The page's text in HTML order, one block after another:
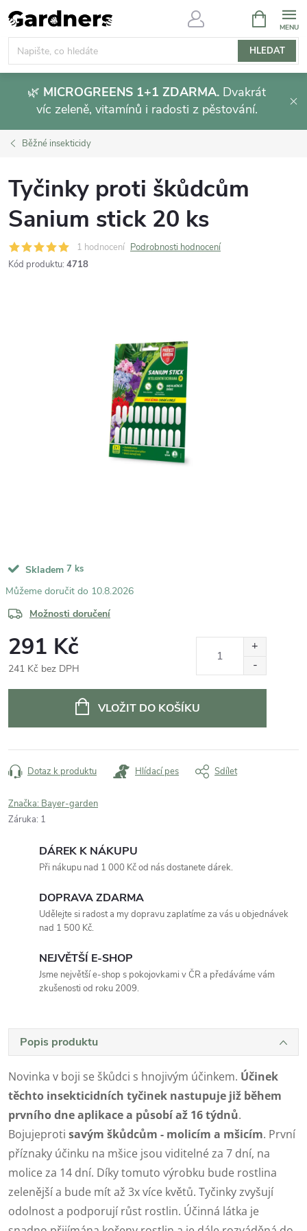
Přejít
na
obsah
HLEDAT
NÁKUPNÍ
KOŠÍK
🌿 MICROGREENS 1+1 ZDARMA. Dvakrát
víc zeleně, vitamínů i radosti z pěstování.
Běžné insekticidy
Tyčinky proti škůdcům
Sanium stick 20 ks
1 hodnocení Podrobnosti hodnocení
Kód produktu: 4718
Skladem 7 ks
10.8.2026
Možnosti doručení
291 Kč
241 Kč bez DPH
VLOŽIT DO KOŠÍKU
Dotaz k produktu Hlídací pes Sdílet
Značka: Bayer-garden
Záruka: 1
DÁREK K NÁKUPU
Při nákupu nad 1 000 Kč od nás dostanete dárek.
DOPRAVA ZDARMA
Udělejte si radost a my dopravu zaplatíme za vás u objednávek
nad 1 500 Kč.
NEJVĚTŠÍ E-SHOP
Jsme největší e-shop s pokojovkami v ČR a předáváme vám
zkušenosti od roku 2009.
Popis produktu
Novinka v boji se škůdci s hnojivým účinkem. Účinek
těchto insekticidních tyčinek nastupuje již během
prvního dne aplikace a působí až 16 týdnů.
Bojujeproti savým škůdcům - molicím a mšicím. První
příznaky účinku na mšice jsou viditelné za 7 dní, na
molice za 14 dní. Díky tomuto výrobku bude rostlina
zelenější a bude mít až 3x více květů. Tyčinky zvyšují
odolnost a podporují růst rostlin. Účinná látka je